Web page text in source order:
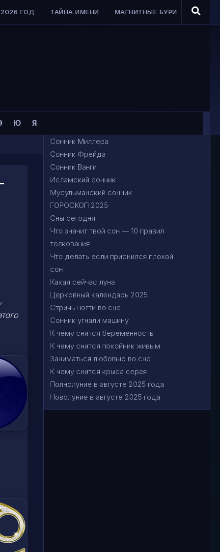
ГОД ТАЙНА ИМЕНИ МАГНИТНЫЕ БУРИ
Ю Я
Сонник Миллера
Сонник Фрейда
Сонник Ванги
Исламский сонник
Мусульманский сонник
ГОРОСКОП 2025
Сны сегодня
Что значит твой сон — 10 правил
толкования
Что делать если приснился плохой
сон
Какая сейчас луна
Церковный календарь 2025
Стричь ногти во сне
Сонник угнали машину
К чему снится беременность
К чему снится покойник живым
Заниматься любовью во сне
К чему снится крыса серая
Полнолуние в августе 2025 года
Новолуние в августе 2025 года